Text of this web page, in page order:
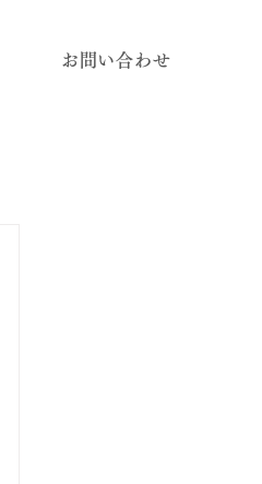
お問い合わせ